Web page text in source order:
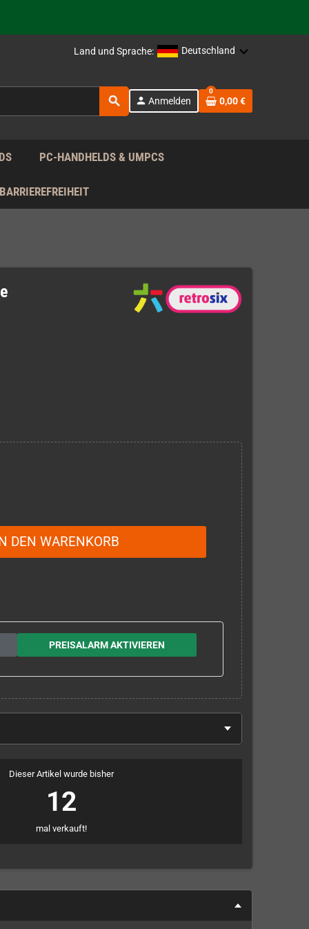
Land und Sprache: Deutschland
search person Anmelden
0
0,00 €
PC-HANDHELDS & UMPCS
DEN WARENKORB
PREISALARM AKTIVIEREN
Dieser Artikel wurde bisher
12
mal verkauft!